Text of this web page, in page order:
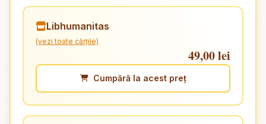
Libhumanitas
(vezi toate cărțile)
49,00 lei
Cumpără la acest preț